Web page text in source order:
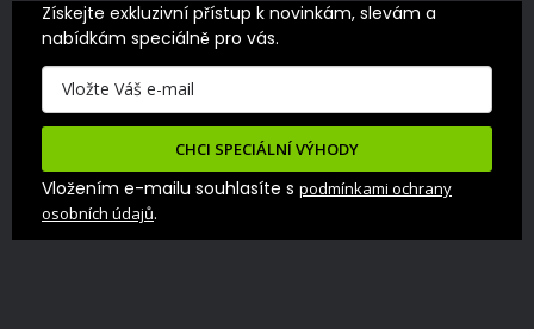
Získejte exkluzivní přístup k novinkám, slevám a
nabídkám speciálně pro vás.
CHCI SPECIÁLNÍ VÝHODY
Vložením e-mailu souhlasíte s podmínkami ochrany
osobních údajů.